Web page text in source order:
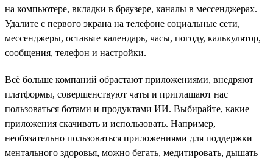
на компьютере, вкладки в браузере, каналы в мессенджерах.
Удалите с первого экрана на телефоне социальные сети,
мессенджеры, оставьте календарь, часы, погоду, калькулятор,
сообщения, телефон и настройки.
Всё больше компаний обрастают приложениями, внедряют
платформы, совершенствуют чаты и приглашают нас
пользоваться ботами и продуктами ИИ. Выбирайте, какие
приложения скачивать и использовать. Например,
необязательно пользоваться приложениями для поддержки
ментального здоровья, можно бегать, медитировать, дышать